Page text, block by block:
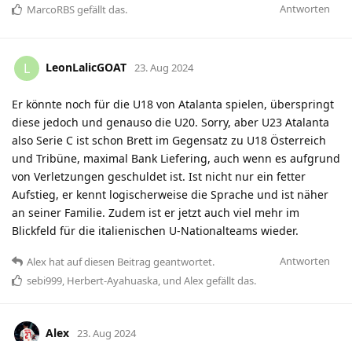
Antworten
MarcoRBSgefällt das.
L LeonLalicGOAT 23. Aug 2024
Er könnte noch für die U18 von Atalanta spielen, überspringt
diese jedoch und genauso die U20. Sorry, aber U23 Atalanta
also Serie C ist schon Brett im Gegensatz zu U18 Österreich
und Tribüne, maximal Bank Liefering, auch wenn es aufgrund
von Verletzungen geschuldet ist. Ist nicht nur ein fetter
Aufstieg, er kennt logischerweise die Sprache und ist näher
an seiner Familie. Zudem ist er jetzt auch viel mehr im
Blickfeld für die italienischen U-Nationalteams wieder.
Antworten
Alex hatauf diesen Beitrag geantwortet.
sebi999, Herbert-Ayahuaska, und Alexgefällt das.
Alex 23. Aug 2024